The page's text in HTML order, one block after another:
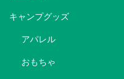
キャンプグッズ
アパレル
おもちゃ